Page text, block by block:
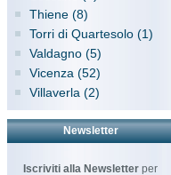
Thiene (8)
Torri di Quartesolo (1)
Valdagno (5)
Vicenza (52)
Villaverla (2)
Newsletter
Iscriviti alla Newsletter per